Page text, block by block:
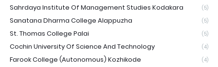
Sahrdaya Institute Of Management Studies Kodakara (5)
Sanatana Dharma College Alappuzha (5)
St. Thomas College Palai (5)
Cochin University Of Science And Technology (4)
Farook College (Autonomous) Kozhikode (4)